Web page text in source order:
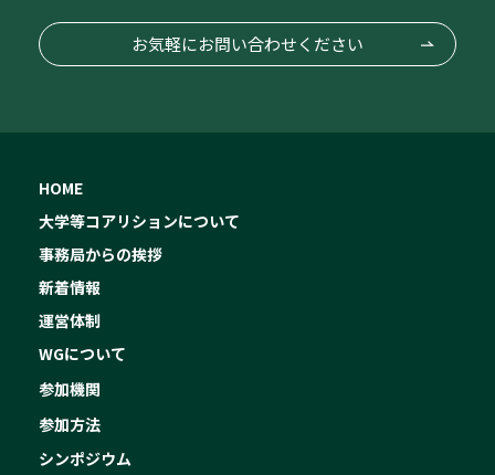
お気軽にお問い合わせください
HOME
大学等コアリションについて
事務局からの挨拶
新着情報
運営体制
WGについて
参加機関
参加方法
シンポジウム